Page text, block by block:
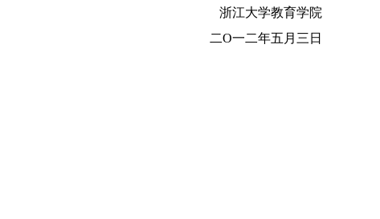
浙江大学教育学院
二O一二年五月三日